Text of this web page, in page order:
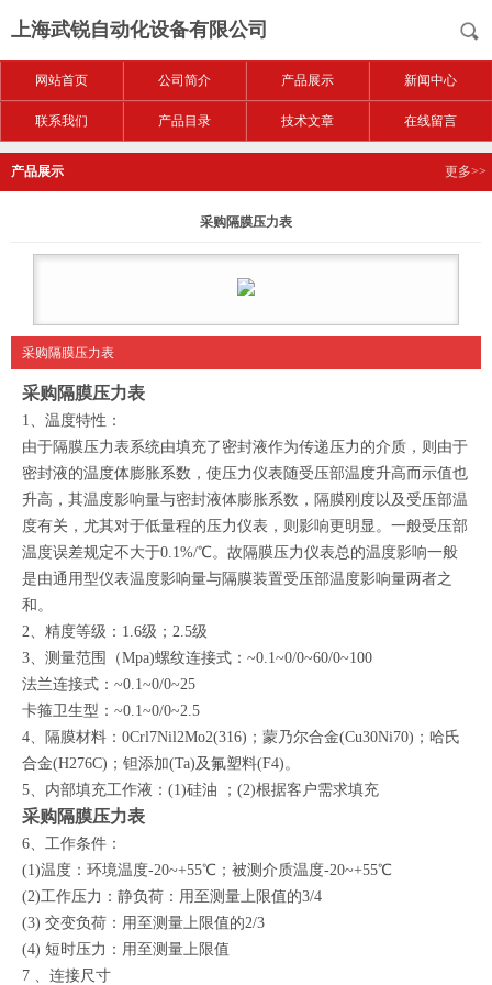
上海武锐自动化设备有限公司
网站首页 公司简介 产品展示 新闻中心
联系我们 产品目录 技术文章 在线留言
产品展示 更多>>
采购隔膜压力表
采购隔膜压力表
采购隔膜压力表
1、温度特性：
由于隔膜压力表系统由填充了密封液作为传递压力的介质，则由于
密封液的温度体膨胀系数，使压力仪表随受压部温度升高而示值也
升高，其温度影响量与密封液体膨胀系数，隔膜刚度以及受压部温
度有关，尤其对于低量程的压力仪表，则影响更明显。一般受压部
温度误差规定不大于0.1%/℃。故隔膜压力仪表总的温度影响一般
是由通用型仪表温度影响量与隔膜装置受压部温度影响量两者之
和。
2、精度等级：1.6级；2.5级
3、测量范围（Mpa)螺纹连接式：~0.1~0/0~60/0~100
法兰连接式：~0.1~0/0~25
卡箍卫生型：~0.1~0/0~2.5
4、隔膜材料：0Crl7Nil2Mo2(316)；蒙乃尔合金(Cu30Ni70)；哈氏
合金(H276C)；钽添加(Ta)及氟塑料(F4)。
5、内部填充工作液：(1)硅油 ；(2)根据客户需求填充
采购隔膜压力表
6、工作条件：
(1)温度：环境温度-20~+55℃；被测介质温度-20~+55℃
(2)工作压力：静负荷：用至测量上限值的3/4
(3) 交变负荷：用至测量上限值的2/3
(4) 短时压力：用至测量上限值
7 、连接尺寸